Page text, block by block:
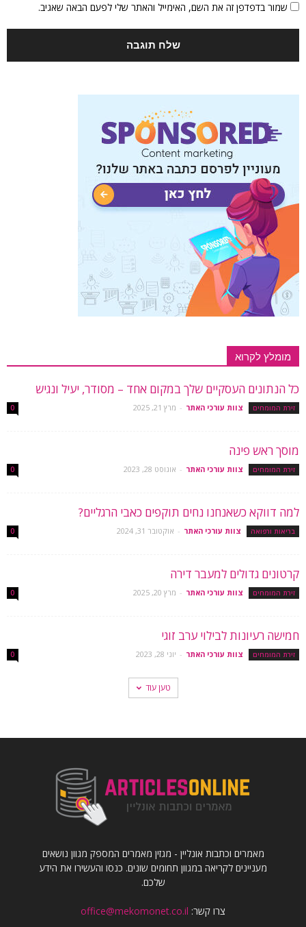
שמור בדפדפן זה את השם, האימייל והאתר שלי לפעם הבאה שאגיב.
מומלץ לקרוא
כל הנתונים העסקיים שלך במקום אחד – מסודר, יעיל ונגיש
זירת המומחים צוות עורכי האתר - מרץ 21, 2025 0
מוסך ראש פינה
זירת המומחים צוות עורכי האתר - אוגוסט 28, 2023 0
למה דווקא כשאנחנו נחים תוקפים כאבי הרגליים?
בריאות ורפואה צוות עורכי האתר - אוקטובר 31, 2024 0
קרטונים גדולים למעבר דירה
זירת המומחים צוות עורכי האתר - מרץ 20, 2025 0
חמישה רעיונות לבילוי ערב זוגי
זירת המומחים צוות עורכי האתר - יוני 28, 2023 0
טען עוד
מאמרים וכתבות אונליין - מגזין מאמרים המספק מגוון נושאים
מעניינים לקריאה במגוון תחומים שונים. כנסו והעשירו את הידע
שלכם.
צרו קשר: office@mekomonet.co.il